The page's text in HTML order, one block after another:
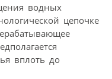
водных
цепочке
вплоть до